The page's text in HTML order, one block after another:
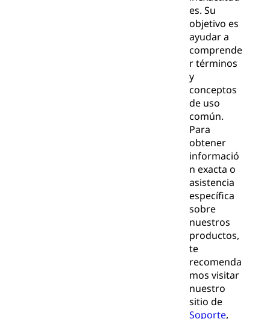
es. Su
objetivo es
ayudar a
comprende
r términos
y
conceptos
de uso
común.
Para
obtener
informació
n exacta o
asistencia
específica
sobre
nuestros
productos,
te
recomenda
mos visitar
nuestro
sitio de
Soporte,